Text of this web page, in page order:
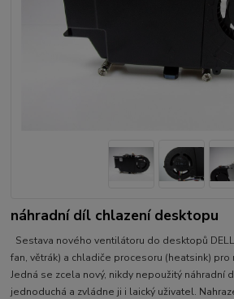
náhradní díl chlazení desktopu
Sestava nového ventilátoru do desktopů
fan, větrák) a chladiče procesoru (heatsink)
Jedná se zcela nový, nikdy nepoužitý náhradní
jednoduchá a zvládne ji i laický uživatel.